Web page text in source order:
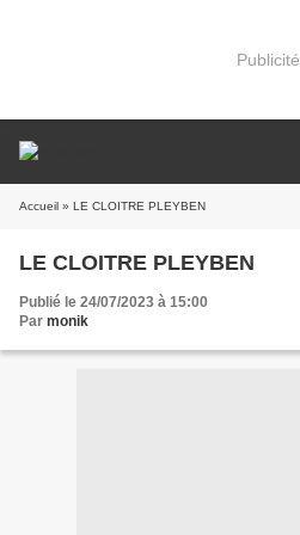
Publicité
Accueil » LE CLOITRE PLEYBEN
LE CLOITRE PLEYBEN
Publié le 24/07/2023 à 15:00
Par monik